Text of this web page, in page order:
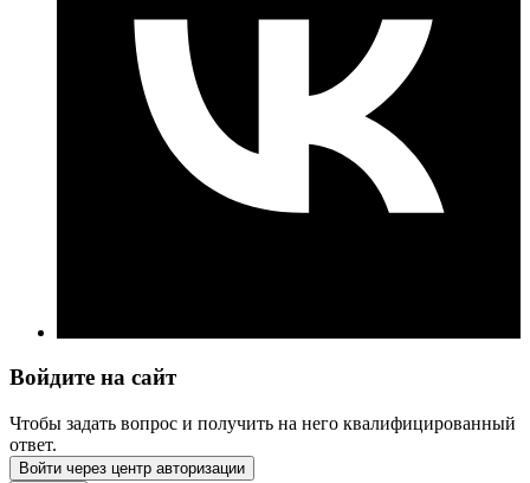
Войдите на сайт
Чтобы задать вопрос и получить на него квалифицированный
ответ.
Войти через центр авторизации